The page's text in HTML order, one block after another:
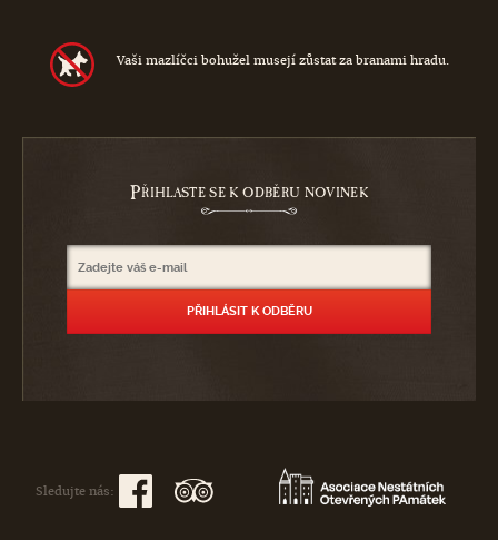
Vaši mazlíčci bohužel musejí zůstat za branami hradu.
PŘIHLASTE SE K ODBĚRU NOVINEK
Sledujte nás: